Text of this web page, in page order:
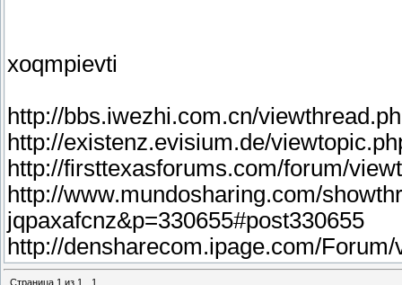
xoqmpievti
http://bbs.iwezhi.com.cn/
http://existenz.evisium.de/
http://firsttexasforums.com/forum/
http://www.mundosharing.com/
jqpaxafcnz&p=330655#post330655
http://densharecom.ipage.com/
Страница 1 из 1 1